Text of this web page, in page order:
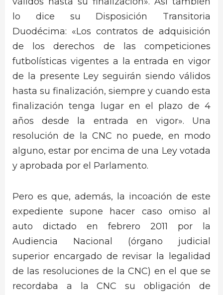
lo dice su Disposición Transitoria
Duodécima: «Los contratos de adquisición
de los derechos de las competiciones
futbolísticas vigentes a la entrada en vigor
de la presente Ley seguirán siendo válidos
hasta su finalización, siempre y cuando esta
finalización tenga lugar en el plazo de 4
años desde la entrada en vigor». Una
resolución de la CNC no puede, en modo
alguno, estar por encima de una Ley votada
y aprobada por el Parlamento.
Pero es que, además, la incoación de este
expediente supone hacer caso omiso al
auto dictado en febrero 2011 por la
Audiencia Nacional (órgano judicial
superior encargado de revisar la legalidad
de las resoluciones de la CNC) en el que se
recordaba a la CNC su obligación de